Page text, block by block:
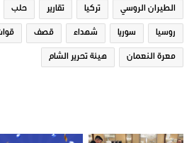
الطيران الروسي تركيا تقارير حلب
روسيا سوريا شهداء قصف
معرة النعمان هيئة تحرير الشام